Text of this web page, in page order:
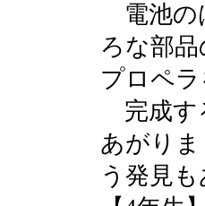
電池の
ろな部
プロペ
完成す
あがり
う発見も